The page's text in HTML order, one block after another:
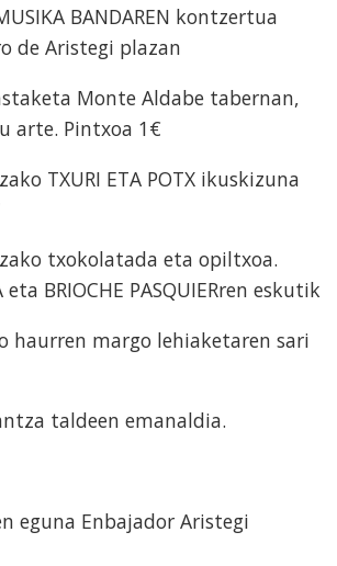
BANDAREN kontzertua
de Aristegi plazan
Monte Aldabe tabernan,
arte. Pintxoa 1€
TXURI ETA POTX ikuskizuna
txokolatada eta opiltxoa.
eta BRIOCHE PASQUIERren eskutik
haurren margo lehiaketaren sari
taldeen emanaldia.
eguna Enbajador Aristegi